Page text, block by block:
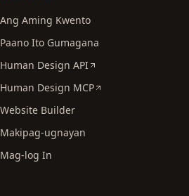
Ang Aming Kwento
Paano Ito Gumagana
Human Design API
Human Design MCP
Website Builder
Makipag-ugnayan
Mag-log In